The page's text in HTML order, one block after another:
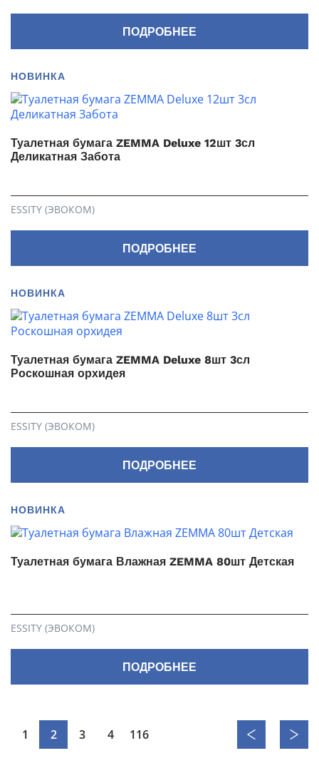
ПОДРОБНЕЕ
НОВИНКА
Туалетная бумага ZEMMA Deluxe 12шт 3сл
Деликатная Забота
ESSITY (ЭВОКОМ)
ПОДРОБНЕЕ
НОВИНКА
Туалетная бумага ZEMMA Deluxe 8шт 3сл
Роскошная орхидея
ESSITY (ЭВОКОМ)
ПОДРОБНЕЕ
НОВИНКА
Туалетная бумага Влажная ZEMMA 80шт Детская
ESSITY (ЭВОКОМ)
ПОДРОБНЕЕ
1 2 3 4 116